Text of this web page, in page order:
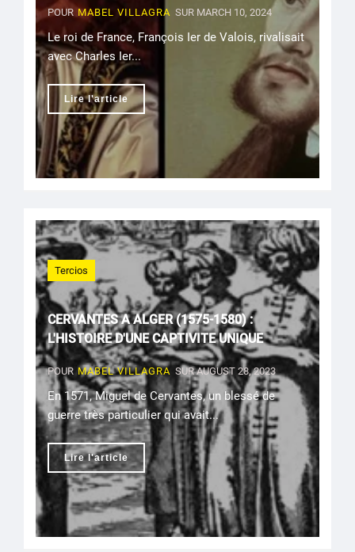
POUR MABEL VILLAGRA SUR MARCH 10, 2024
Le roi de France, François Ier de Valois, rivalisait
avec Charles Ier...
Lire l'article
Tercios
CERVANTES A ALGER (1575-1580) :
L'HISTOIRE D'UNE CAPTIVITE UNIQUE
POUR MABEL VILLAGRA SUR AUGUST 28, 2023
En 1571, Miguel de Cervantes, un blessé de
guerre très particulier qui avait...
Lire l'article